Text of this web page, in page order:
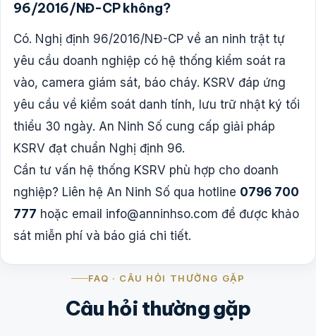
96/2016/NĐ-CP không?
Có. Nghị định 96/2016/NĐ-CP về an ninh trật tự
yêu cầu doanh nghiệp có hệ thống kiểm soát ra
vào, camera giám sát, báo cháy. KSRV đáp ứng
yêu cầu về kiểm soát danh tính, lưu trữ nhật ký tối
thiểu 30 ngày. An Ninh Số cung cấp giải pháp
KSRV đạt chuẩn Nghị định 96.
Cần tư vấn hệ thống KSRV phù hợp cho doanh
nghiệp? Liên hệ An Ninh Số qua hotline 0796 700
777 hoặc email info@anninhso.com để được khảo
sát miễn phí và báo giá chi tiết.
FAQ · CÂU HỎI THƯỜNG GẶP
Câu hỏi thường gặp